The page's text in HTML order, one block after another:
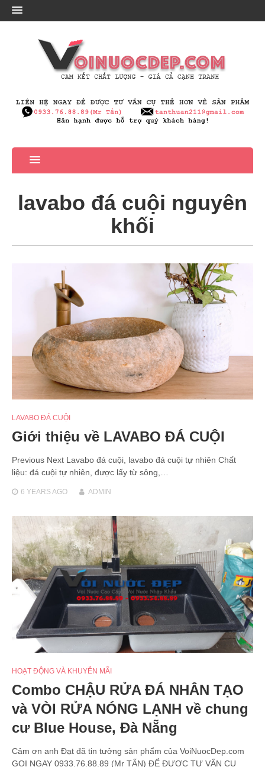
lavabo đá cuội nguyên
khối
LAVABO ĐÁ CUỘI
Giới thiệu về LAVABO ĐÁ CUỘI
Previous Next Lavabo đá cuội, lavabo đá cuội tự nhiên Chất
liệu: đá cuội tự nhiên, được lấy từ sông,…
6 YEARSAGO ADMIN
HOẠT ĐỘNG VÀ KHUYỄN MÃI
Combo CHẬU RỬA ĐÁ NHÂN TẠO
và VÒI RỬA NÓNG LẠNH về chung
cư Blue House, Đà Nẵng
Cảm ơn anh Đạt đã tin tưởng sản phẩm của VoiNuocDep.com
GỌI NGAY 0933.76.88.89 (Mr TẤN) ĐỂ ĐƯỢC TƯ VẤN CỤ